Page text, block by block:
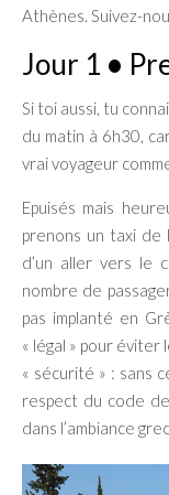
Athènes. Suivez-
Jour 1 •
Si toi aussi, tu
du matin à 6h30,
vrai voyageur
Epuisés mais
prenons un taxi de
d’un aller vers le
nombre de
pas implanté en
« légal » pour
« sécurité » : sans
respect du code
dans l’ambiance